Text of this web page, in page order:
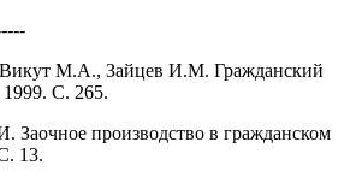
М.А., Зайцев И.М. Гражданский
С. 265.
производство в гражданском
13.